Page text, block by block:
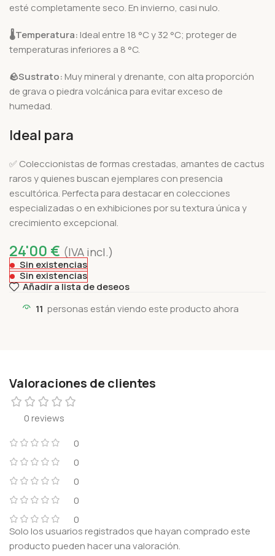
esté completamente seco. En invierno, casi nulo.
🌡️Temperatura: Ideal entre 18 °C y 32 °C; proteger de
temperaturas inferiores a 8 °C.
🪨Sustrato: Muy mineral y drenante, con alta proporción
de grava o piedra volcánica para evitar exceso de
humedad.
Ideal para
✅ Coleccionistas de formas crestadas, amantes de cactus
raros y quienes buscan ejemplares con presencia
escultórica. Perfecta para destacar en colecciones
especializadas o en exhibiciones por su textura única y
crecimiento excepcional.
24'00 € (IVA incl.)
Sin existencias
Sin existencias
Añadir a lista de deseos
11 personas están viendo este producto ahora
Valoraciones de clientes
0 reviews
0
0
0
0
0
Solo los usuarios registrados que hayan comprado este
producto pueden hacer una valoración.